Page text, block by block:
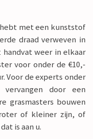
met een kunststof
draad verweven in
weer in elkaar
voor onder de €10,-
Voor de experts onder
door een
grasmasters bouwen
of kleiner zijn, of
is aan u.